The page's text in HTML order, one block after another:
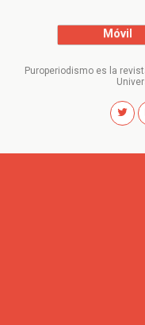
Móvil
Puroperiodismo es la